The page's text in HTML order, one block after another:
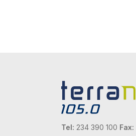
Tel: 234 390 100 Fax: